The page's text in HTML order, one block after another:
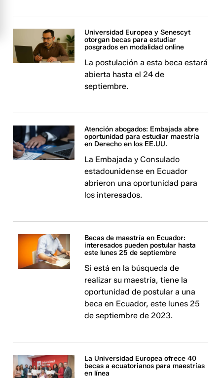
Universidad Europea y Senescyt
otorgan becas para estudiar
posgrados en modalidad online
La postulación a esta beca estará
abierta hasta el 24 de
septiembre.
Atención abogados: Embajada abre
oportunidad para estudiar maestría
en Derecho en los EE.UU.
La Embajada y Consulado
estadounidense en Ecuador
abrieron una oportunidad para
los interesados.
Becas de maestría en Ecuador:
interesados pueden postular hasta
este lunes 25 de septiembre
​​​​​​Si está en la búsqueda de
realizar su maestría, tiene la
oportunidad de postular a una
beca en Ecuador, este lunes 25
de septiembre de 2023.
La Universidad Europea ofrece 40
becas a ecuatorianos para maestrías
en línea